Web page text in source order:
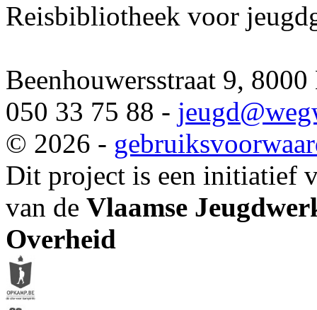
Reisbibliotheek voor
Beenhouwersstraat 9,
050 33 75 88 - jeugd
© 2026 -
Dit project is een initiatief
van de Vlaamse
Overheid